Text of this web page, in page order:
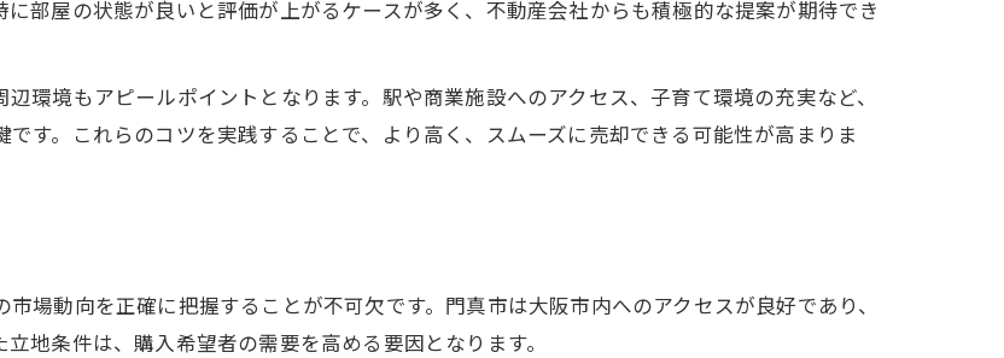
阪府門真市で満足売却を叶える準備のコツ
阪府門真市で査定価格を上げる工夫とは
部屋の状態が良いと評価が上がるケースが多く、不動産会社からも積極的な提案が期待でき
環境もアピールポイントとなります。駅や商業施設へのアクセス、子育て環境の充実など、
す。これらのコツを実践することで、より高く、スムーズに売却できる可能性が高まりま
場動向を正確に把握することが不可欠です。門真市は大阪市内へのアクセスが良好であり、
地条件は、購入希望者の需要を高める要因となります。